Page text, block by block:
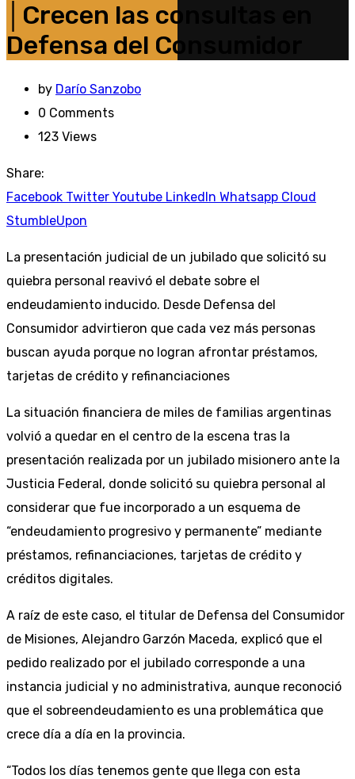
│Crecen las consultas en
Defensa del Consumidor
by Darío Sanzobo
0 Comments
123 Views
Share:
Facebook Twitter Youtube LinkedIn Whatsapp Cloud
StumbleUpon
La presentación judicial de un jubilado que solicitó su
quiebra personal reavivó el debate sobre el
endeudamiento inducido. Desde Defensa del
Consumidor advirtieron que cada vez más personas
buscan ayuda porque no logran afrontar préstamos,
tarjetas de crédito y refinanciaciones
La situación financiera de miles de familias argentinas
volvió a quedar en el centro de la escena tras la
presentación realizada por un jubilado misionero ante la
Justicia Federal, donde solicitó su quiebra personal al
considerar que fue incorporado a un esquema de
“endeudamiento progresivo y permanente” mediante
préstamos, refinanciaciones, tarjetas de crédito y
créditos digitales.
A raíz de este caso, el titular de Defensa del Consumidor
de Misiones, Alejandro Garzón Maceda, explicó que el
pedido realizado por el jubilado corresponde a una
instancia judicial y no administrativa, aunque reconoció
que el sobreendeudamiento es una problemática que
crece día a día en la provincia.
“Todos los días tenemos gente que llega con esta